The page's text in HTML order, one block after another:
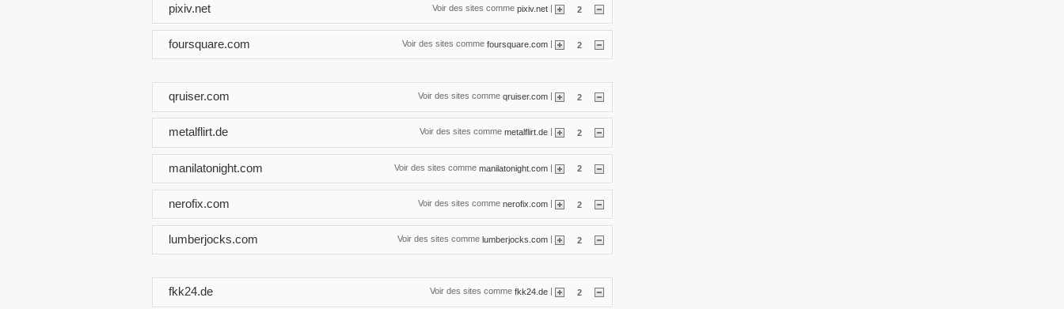
Voir des sites comme pixiv.net | 2
pixiv.net
Voir des sites comme foursquare.com | 2
foursquare.com
Voir des sites comme qruiser.com | 2
qruiser.com
Voir des sites comme metalflirt.de 2
metalflirt.de
Voir des sites comme manilatonight.com | 2
manilatonight.com
Voir des sites comme nerofix.com | 2
nerofix.com
Voir des sites comme lumberjocks.com | 2
lumberjocks.com
Voir des sites comme fkk24.de 2
fkk24.de